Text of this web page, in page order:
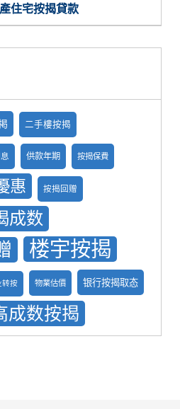
住宅按揭貸款
二手樓按揭
供款年期 按揭保費
惠 按揭回赠
成数
楼宇按揭
转按 物業估價 银行按揭取态
成数按揭